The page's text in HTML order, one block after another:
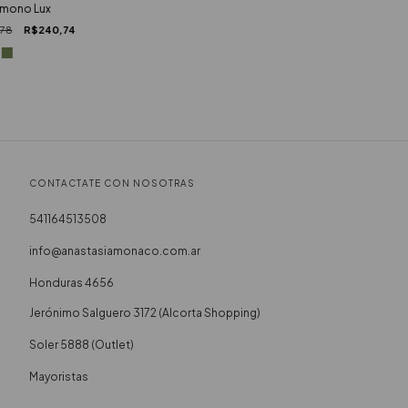
Lux
R$240,74
CONTACTATE CON NOSOTRAS
541164513508
info@anastasiamonaco.com.ar
Honduras 4656
Soler 5888 (Outlet)
Mayoristas